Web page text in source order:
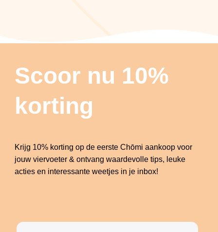
Scoor nu 10%
korting
Krijg 10% korting op de eerste Chōmi aankoop voor
jouw viervoeter & ontvang waardevolle tips, leuke
acties en interessante weetjes in je inbox!